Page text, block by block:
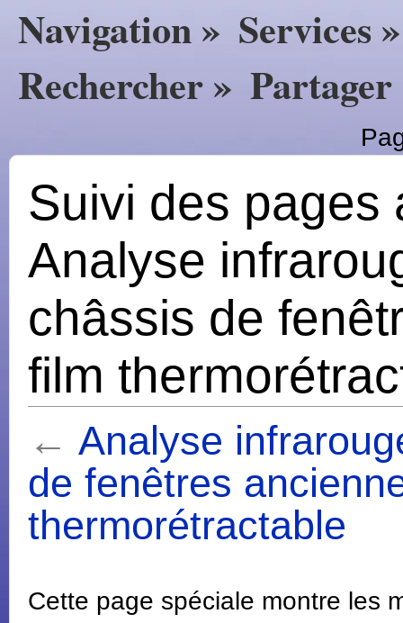
Navigation » Services »
Rechercher » Partager
Suivi des pages
Analyse
châssis de
film
← Analyse
de fenêtres
thermorétractable
Cette page spéciale montre les